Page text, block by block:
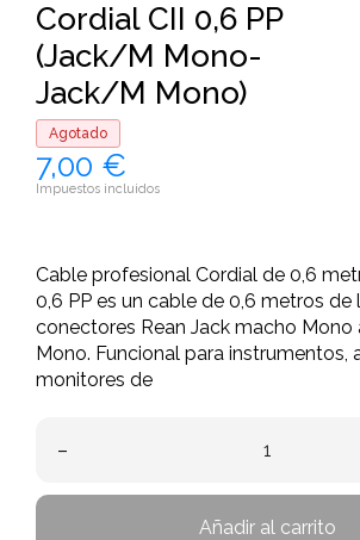
Cordial CII 0,6 PP
(Jack/M Mono-
Jack/M Mono)
Agotado
7,00 €
Impuestos incluidos
Cable profesional Cordial de 0,6
0,6 PP es un cable de 0,6 metros
conectores Rean Jack macho Mono
Mono. Funcional para instrumentos,
monitores de
–
Añadir al carrito